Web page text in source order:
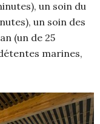
un soin du
un soin des
(un de 25
marines,